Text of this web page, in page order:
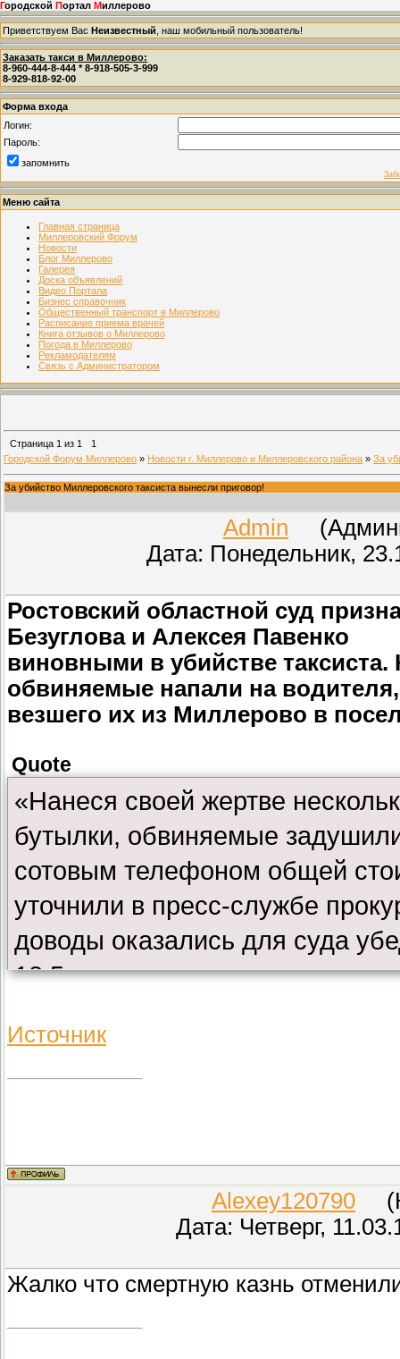
Городской Портал Миллерово
Приветствуем Вас Неизвестный , наш мобильный пользователь!
Заказать такси в Миллерово:
8-960-444-8-444 * 8-918-505-3-999
8-929-818-92-00
Форма входа
Логин:
Пароль:
запомнить
Меню сайта
Главная страница
Миллеровский Форум
Новости
Блог Миллерово
Галерея
Доска объявлений
Видео Портала
Бизнес справочник
Общественный транспорт в Миллерово
Расписание приема врачей
Книга отзывов о Миллерово
Погода в Миллерово
Рекламодателям
Связь с Администратором
Страница 1 из 1
1
Городской Форум Миллерово » Новости г. Миллерово и Миллеровского района » За
За убийство Миллеровского таксиста вынесли приговор!
Admin
Дата: Понедельник,
Ростовский областной суд
Безуглова и Алексея Павенко
виновными в убийстве
обвиняемые напали на водителя,
везшего их из Миллерово в
Quote
«Нанеся своей жертве
бутылки, обвиняемые
сотовым телефоном общей
уточнили в пресс-службе
доводы оказались для суда
18,5 годам колонии строгого
право подачи кассационной
Источник
Alexey120790
Дата: Четверг,
Жалко что смертную казнь